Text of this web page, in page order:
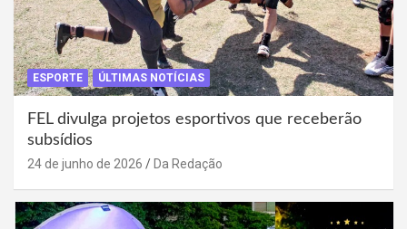
ESPORTE ÚLTIMAS NOTÍCIAS
FEL divulga projetos esportivos que receberão
subsídios
24 de junho de 2026 Da Redação